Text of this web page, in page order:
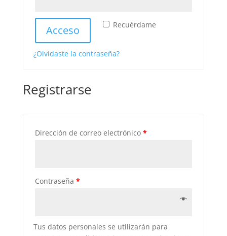
Recuérdame
Acceso
¿Olvidaste la contraseña?
Registrarse
Dirección de correo electrónico *
Contraseña *
Tus datos personales se utilizarán para